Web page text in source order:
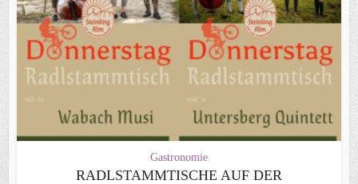
Gastronomie
RADLSTAMMTISCHE AUF DER